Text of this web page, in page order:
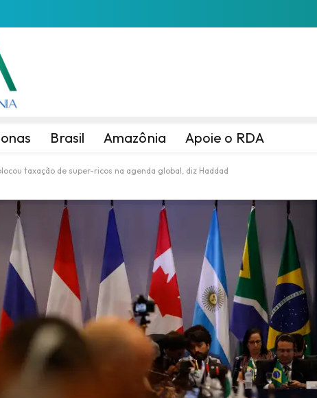
Brasil Amazônia Apoie o RDA
taxação de super-ricos na agenda global, diz Haddad